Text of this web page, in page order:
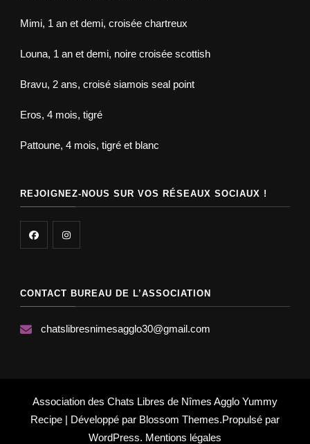
Mimi, 1 an et demi, croisée chartreux
Louna, 1 an et demi, noire croisée scottish
Bravu, 2 ans, croisé siamois seal point
Eros, 4 mois, tigré
Pattoune, 4 mois, tigré et blanc
REJOIGNEZ-NOUS SUR VOS RÉSEAUX SOCIAUX !
CONTACT BUREAU DE L’ASSOCIATION
chatslibresnimesagglo30@gmail.com
Association des Chats Libres de Nîmes Agglo Yummy
Recipe | Développé par Blossom Themes.Propulsé par
WordPress. Mentions légales